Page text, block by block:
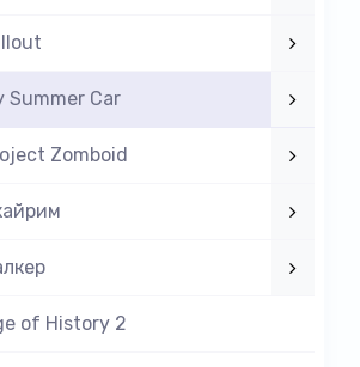
Summer Car
Zomboid
of History 2